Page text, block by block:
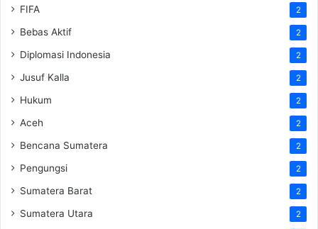
FIFA 2
Bebas Aktif 2
Diplomasi Indonesia 2
Jusuf Kalla 2
Hukum 2
Aceh 2
Bencana Sumatera 2
Pengungsi 2
Sumatera Barat 2
Sumatera Utara 2